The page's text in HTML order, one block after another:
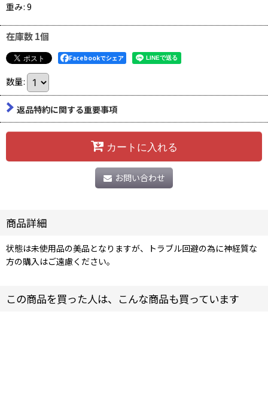
重み: 9
在庫数 1個
Facebookでシェア
数量:
返品特約に関する重要事項
カートに入れる
お問い合わせ
商品詳細
状態は未使用品の美品となりますが、トラブル回避の為に神経質な
方の購入はご遠慮ください。
この商品を買った人は、こんな商品も買っています